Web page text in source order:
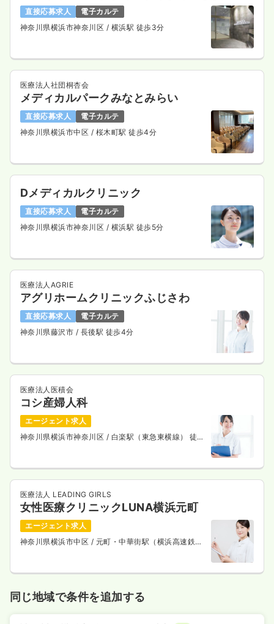
直接応募求人
電子カルテ
神奈川県横浜市神奈川区 / 横浜駅 徒歩3分
医療法人社団桐杏会
メディカルパークみなとみらい
直接応募求人
電子カルテ
神奈川県横浜市中区 / 桜木町駅 徒歩4分
Dメディカルクリニック
直接応募求人
電子カルテ
神奈川県横浜市神奈川区 / 横浜駅 徒歩5分
医療法人AGRIE
アグリホームクリニックふじさわ
直接応募求人
電子カルテ
神奈川県藤沢市 / 長後駅 徒歩4分
医療法人医積会
コシ産婦人科
エージェント求人
神奈川県横浜市神奈川区 / 白楽駅（東急東横線） 徒歩
医療法人 LEADING GIRLS
女性医療クリニックLUNA横浜元町
エージェント求人
神奈川県横浜市中区 / 元町・中華街駅（横浜高速鉄道
同じ地域で条件を追加する